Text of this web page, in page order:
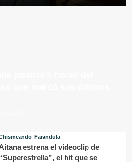
Farándula
Aitana estrena el videoclip de
“Superestrella”, el hit que se